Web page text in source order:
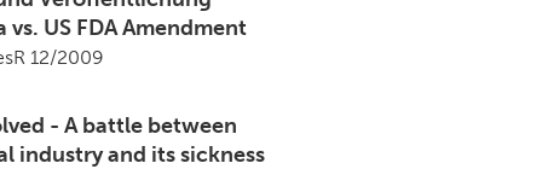
US FDA Amendment
12/2009
- A battle between
industry and its sickness